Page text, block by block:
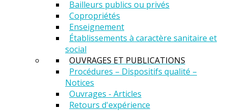
Bailleurs publics ou privés
Copropriétés
Enseignement
Établissements à caractère sanitaire et
social
OUVRAGES ET PUBLICATIONS
Procédures – Dispositifs qualité –
Notices
Ouvrages - Articles
Retours d'expérience